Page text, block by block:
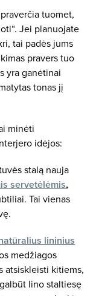
tuomet,
Jei planuojate
tai padės jums
pravers tuo
yra ganėtinai
tonas jį
minėti
idėjos:
stalą nauja
servetėlėmis,
Tai vienas
lininius
medžiagos
atsiskleisti kitiems,
lino staltiesę